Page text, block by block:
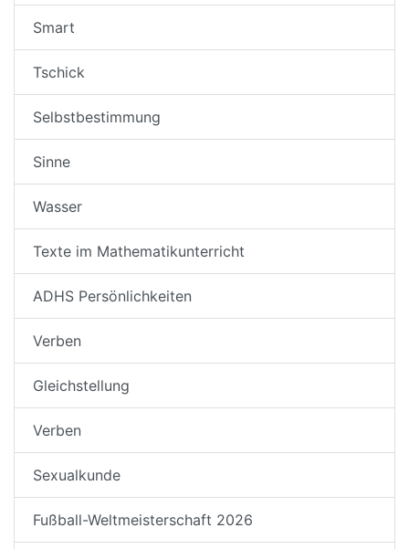
Smart
Tschick
Selbstbestimmung
Sinne
Wasser
Texte im Mathematikunterricht
ADHS Persönlichkeiten
Verben
Gleichstellung
Verben
Sexualkunde
Fußball-Weltmeisterschaft 2026